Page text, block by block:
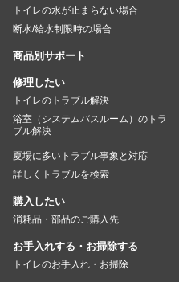
トイレの水が止まらない場合
断水/給水制限時の場合
商品別サポート
修理したい
トイレのトラブル解決
浴室（システムバスルーム）のトラ
ブル解決
夏場に多いトラブル事象と対応
詳しくトラブルを検索
購入したい
消耗品・部品のご購入先
お手入れする・お掃除する
トイレのお手入れ・お掃除